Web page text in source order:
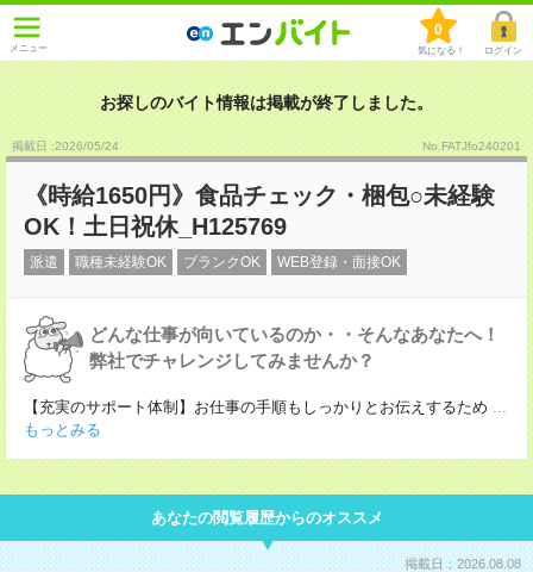
メニュー
0
気になる！ ログイン
お探しのバイト情報は掲載が終了しました。
掲載日 :2026/05/24 No.FATJfo240201
《時給1650円》食品チェック・梱包○未経験
OK！土日祝休_H125769
派遣 職種未経験OK ブランクOK WEB登録・面接OK
どんな仕事が向いているのか・・そんなあなたへ！
弊社でチャレンジしてみませんか？
【充実のサポート体制】お仕事の手順もしっかりとお伝えするため ...
もっとみる
あなたの閲覧履歴からのオススメ
掲載日：2026.08.08